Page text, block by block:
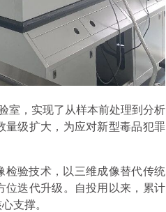
室，实现了从样本前处理到分析
量级扩大，为应对新型毒品犯罪
检验技术，以三维成像替代传统
位迭代升级。自投用以来，累计
支撑。